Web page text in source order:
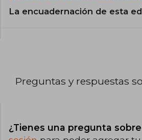
La encuadernación de esta
Preguntas y respuestas
¿Tienes una pregunta